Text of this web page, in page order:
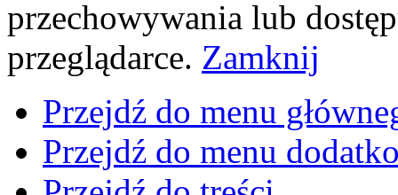
przechowywania lub
przeglądarce. Zamknij
Przejdź do menu
Przejdź do menu